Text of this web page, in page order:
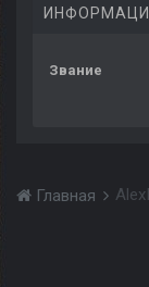
Звание
Главная